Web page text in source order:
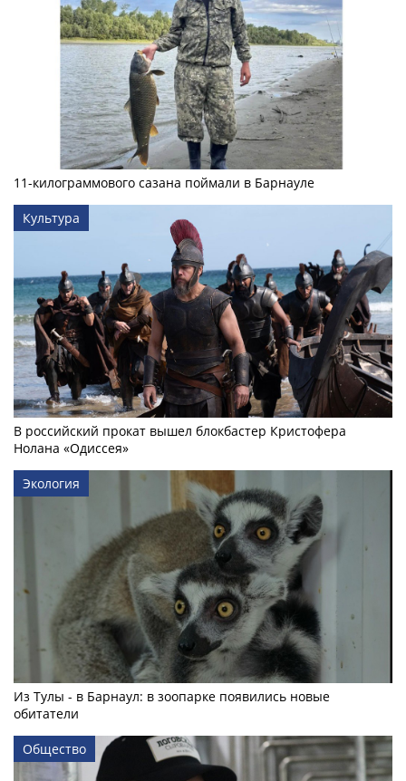
11-килограммового сазана поймали в Барнауле
Культура
В российский прокат вышел блокбастер Кристофера
Нолана «Одиссея»
Экология
Из Тулы - в Барнаул: в зоопарке появились новые
обитатели
Общество